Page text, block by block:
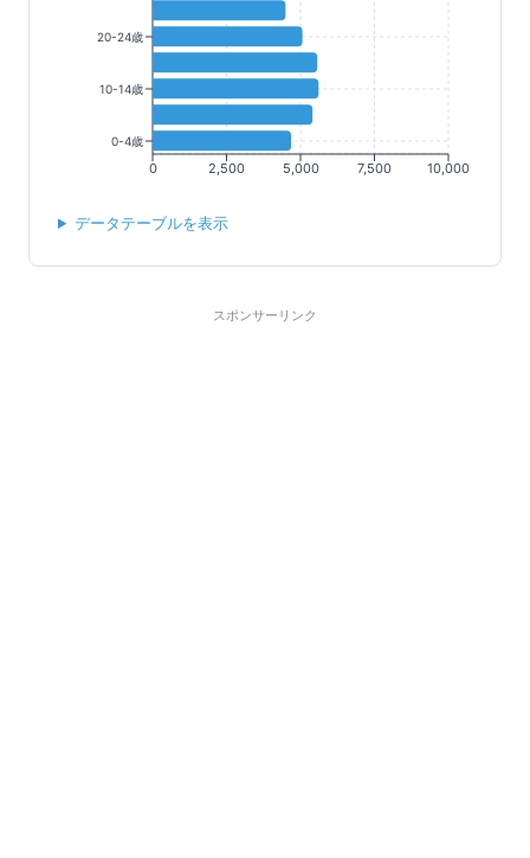
0 2,500 5,000 7,500 10,000
20-24歳
10-14歳
0-4歳
データテーブルを表示
スポンサーリンク